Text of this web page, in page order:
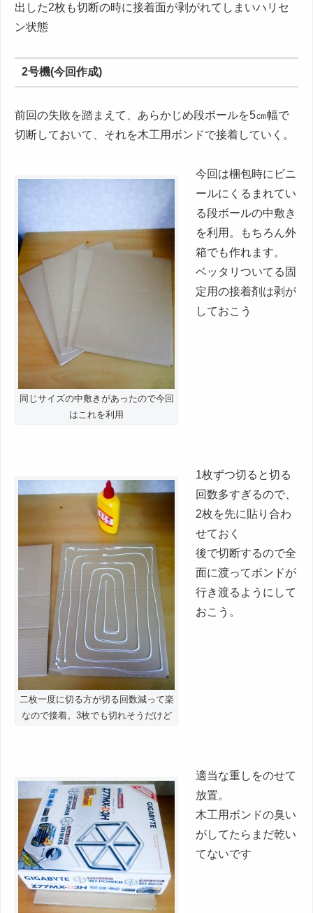
出した2枚も切断の時に接着面が剥がれてしまいハリセ
ン状態
2号機(今回作成)
前回の失敗を踏まえて、あらかじめ段ボールを5㎝幅で
切断しておいて、それを木工用ボンドで接着していく。
同じサイズの中敷きがあったので今回
はこれを利用
今回は梱包時にビニ
ールにくるまれてい
る段ボールの中敷き
を利用。もちろん外
箱でも作れます。
ベッタリついてる固
定用の接着剤は剥が
しておこう
二枚一度に切る方が切る回数減って楽
なので接着。3枚でも切れそうだけど
1枚ずつ切ると切る
回数多すぎるので、
2枚を先に貼り合わ
せておく
後で切断するので全
面に渡ってボンドが
行き渡るようにして
おこう。
適当な重しをのせて
放置。
木工用ボンドの臭い
がしてたらまだ乾い
てないです